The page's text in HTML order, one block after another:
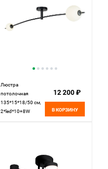
Люстра
потолочная
135*15*18/50 см,
2*led*10+8W
12 200 ₽
В КОРЗИНУ